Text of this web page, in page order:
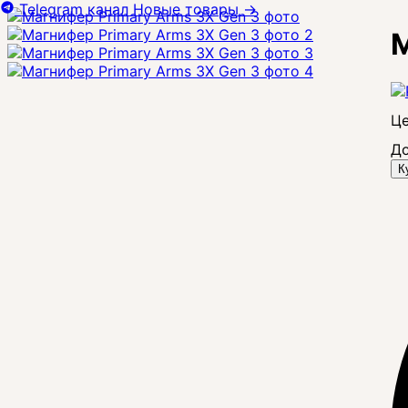
Telegram канал Новые товары→